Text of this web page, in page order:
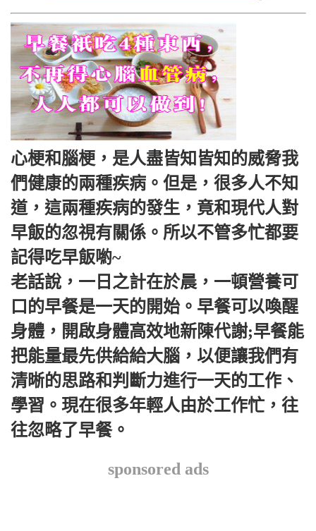
心梗和腦梗，是人盡皆知皆知的威脅我
們健康的兩種疾病。但是，很多人不知
道，這兩種疾病的發生，竟和現代人對
早飯的忽視有關係。所以不管多忙都要
記得吃早飯喲~
老話說，一日之計在於晨，一頓營養可
口的早餐是一天的開始。早餐可以喚醒
身體，開啟身體高效地新陳代謝;早餐能
把能量最先供給給大腦，以便讓我們有
清晰的思路和判斷力進行一天的工作、
學習。現在很多年輕人由於工作忙，往
往忽略了早餐。
sponsored ads